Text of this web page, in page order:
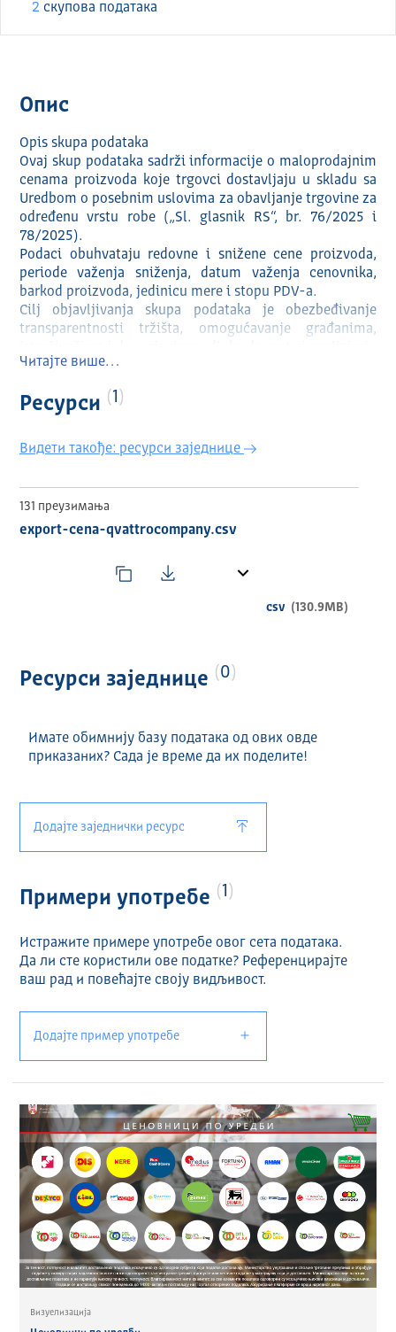
2 скуповa података
Опис
Opis skupa podataka
Ovaj skup podataka sadrži informacije o maloprodajnim
cenama proizvoda koje trgovci dostavljaju u skladu sa
Uredbom o posebnim uslovima za obavljanje trgovine za
određenu vrstu robe („Sl. glasnik RS“, br. 76/2025 i
78/2025).
Podaci obuhvataju redovne i snižene cene proizvoda,
periode važenja sniženja, datum važenja cenovnika,
barkod proizvoda, jedinicu mere i stopu PDV-a.
Cilj objavljivanja skupa podataka je obezbeđivanje
transparentnosti tržišta, omogućavanje građanima,
kretanja cena proizvoda kroz vreme, kao i upoređivanje
cenovnih politika različitih trgovaca u skladu sa
Uredbom.
Читајте више…
Ресурси 1
Видети такође: ресурси заједнице
131 преузимања
export-cena-qvattrocompany.csv
csv (130.9MB)
Ресурси заједнице 0
Имате обимнију базу података од ових овде
приказаних? Сада је време да их поделите!
Додајте заједнички ресурс
Примери употребе 1
Истражите примере употребе овог сета података.
Да ли сте користили ове податке? Референцирајте
ваш рад и повећајте своју видљивост.
Додајте пример употребе
Визуелизација